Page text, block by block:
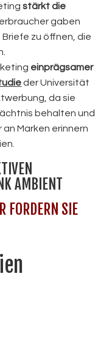
stärkt die
gaben
zu öffnen, die
einprägsamer
der Universität
da sie
behalten und
an Marken erinnern
AMBIENT
FORDERN SIE